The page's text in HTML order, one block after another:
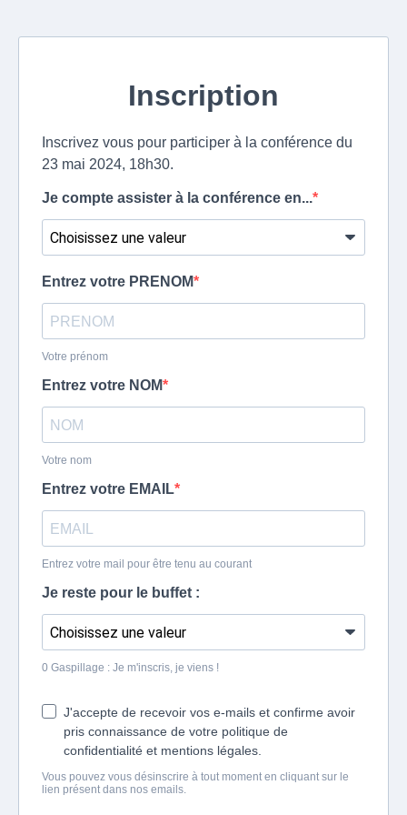
Inscription
Inscrivez vous pour participer à la conférence du
23 mai 2024, 18h30.
Je compte assister à la conférence en...
Entrez votre PRENOM
Votre prénom
Entrez votre NOM
Votre nom
Entrez votre EMAIL
Entrez votre mail pour être tenu au courant
Je reste pour le buffet :
0 Gaspillage : Je m'inscris, je viens !
J'accepte de recevoir vos e-mails et confirme avoir
pris connaissance de votre politique de
confidentialité et mentions légales.
Vous pouvez vous désinscrire à tout moment en cliquant sur le
lien présent dans nos emails.